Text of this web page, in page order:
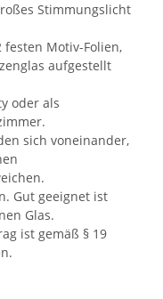
Stimmungslicht
Motiv-Folien,
aufgestellt
oder als
sich voneinander,
Gut geeignet ist
Glas.
ist gemäß § 19